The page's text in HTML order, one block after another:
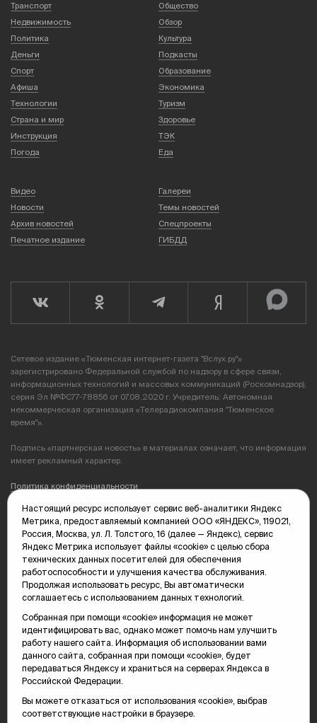
Транспорт
Общество
Недвижимость
Обзор
Политика
Культура
Деньги
Подкасты
Спорт
Образование
Афиша
Экономика
Технологии
Туризм
Страна и мир
Здоровье
Инструкция
ТЭК
Погода
Еда
Видео
Галереи
Новости
Темы новостей
Архив новостей
Спецпроекты
Печатное издание
ГИБДД
Сетевое издание «Тюменская интернет-газета "Вслух.ру"»
зарегистрировано Федеральной службой по надзору в сфере связи,
информационных технологий и массовых коммуникаций (Роскомнадзор),
серия Эл №ФС77-78856 от 07.08.2020 г. Учредитель: Автономная
некоммерческая организация «Телерадиокомпания "Тюменское
время"».
Подпись «партнерская новость» в материалах означает, что информация
имеет рекламный характер.
Политика конфиденциальности
Редакция: 625035, Тюмень, пр. Геологоразведчиков, 28А
(3452) 68-89-05
edit@vsluh.ru
Главный редактор: Панкина Т.Ю.
kika@vsluh.ru
По вопросам рекламы:
(3452) 68-89-78
kotovaev@sibinformburo.ru
mim@vsluh.ru
Настоящий ресурс использует сервис веб-аналитики Яндекс
Метрика, предоставляемый компанией ООО «ЯНДЕКС», 119021,
Россия, Москва, ул. Л. Толстого, 16 (далее — Яндекс), сервис
Яндекс Метрика использует файлы «cookie» с целью сбора
технических данных посетителей для обеспечения
работоспособности и улучшения качества обслуживания.
Продолжая использовать ресурс, Вы автоматически
соглашаетесь с использованием данных технологий.
Собранная при помощи «cookie» информация не может
идентифицировать вас, однако может помочь нам улучшить
работу нашего сайта. Информация об использовании вами
данного сайта, собранная при помощи «cookie», будет
передаваться Яндексу и храниться на серверах Яндекса в
Российской Федерации.
Вы можете отказаться от использования «cookie», выбрав
соответствующие настройки в браузере.